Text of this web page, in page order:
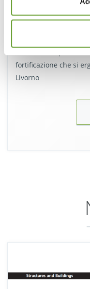
fortificazione che si
Livorno